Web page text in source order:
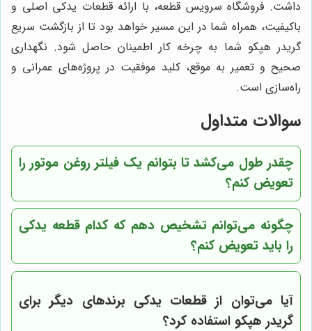
داشت. فروشگاه سرویس قطعه، با ارائه قطعات یدکی اصلی و
باکیفیت، همراه شما در این مسیر خواهد بود تا از بازگشت سریع
گریدر هپکو شما به چرخه کار اطمینان حاصل شود. نگهداری
صحیح و تعمیر به موقع، کلید موفقیت در پروژه‌های عمرانی و
راه‌سازی است.
سوالات متداول
چقدر طول می‌کشد تا بتوانم یک فیلتر روغن موتور را
تعویض کنم؟
چگونه می‌توانم تشخیص دهم که کدام قطعه یدکی
را باید تعویض کنم؟
آیا می‌توان از قطعات یدکی برندهای دیگر برای
گریدر هپکو استفاده کرد؟